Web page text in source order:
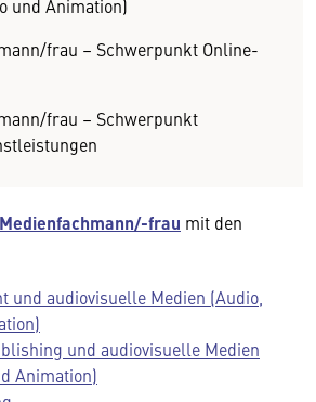
und Animation)
frau – Schwerpunkt Online-
frau – Schwerpunkt
Medienfachmann/-frau mit den
und audiovisuelle Medien (Audio,
und audiovisuelle Medien
Animation)